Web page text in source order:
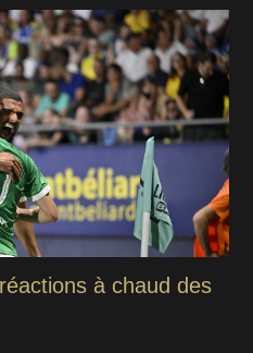
à chaud des